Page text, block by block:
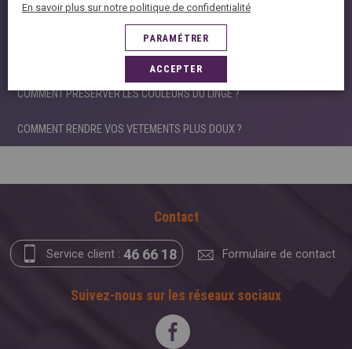
COMMENT DETACHER SES VETEMENTS?
COMMENT FIXER LA COULEUR D’UN VETEMENT ?
COMMENT PRESERVER LES COULEURS DU LINGE ?
COMMENT RENDRE VOS VETEMENTS PLUS DOUX ?
Contact
Service client : 46 66 18 Formulaire de contact
Suivez-nous sur les réseaux sociaux
En savoir plus sur notre politique de confidentialité
ACCEPTER
PARAMÉTRER